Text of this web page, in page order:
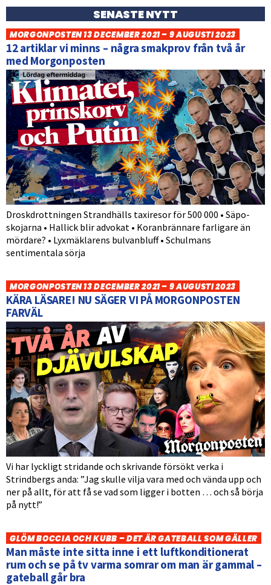
SENASTE NYTT
MORGONPOSTEN 13 DECEMBER 2021 – 9 AUGUSTI 2023
12 artiklar vi minns – några smakprov från två år
med Morgonposten
Droskdrottningen Strandhälls taxiresor för 500 000 • Säpo-
skojarna • Hallick blir advokat • Koranbrännare farligare än
mördare? • Lyxmäklarens bulvanbluff • Schulmans
sentimentala sörja
MORGONPOSTEN 13 DECEMBER 2021 – 9 AUGUSTI 2023
KÄRA LÄSARE! NU SÄGER VI PÅ MORGONPOSTEN
FARVÄL
Vi har lyckligt stridande och skrivande försökt verka i
Strindbergs anda: ”Jag skulle vilja vara med och vända upp och
ner på allt, för att få se vad som ligger i botten … och så börja
på nytt!”
GLÖM BOCCIA OCH KUBB – DET ÄR GATEBALL SOM GÄLLER
Man måste inte sitta inne i ett luftkonditionerat
rum och se på tv varma somrar om man är gammal –
gateball går bra